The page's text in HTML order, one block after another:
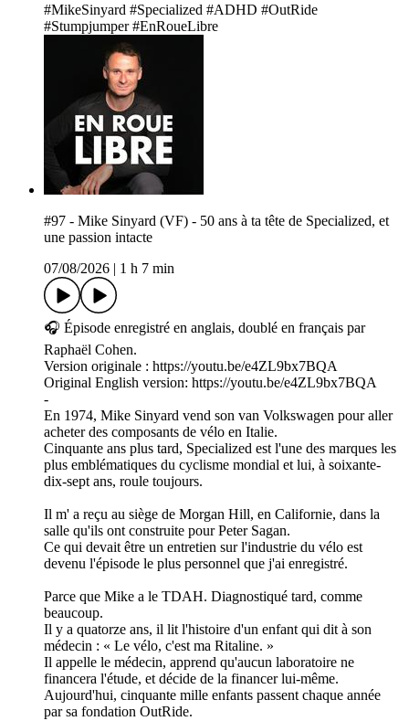
#MikeSinyard #Specialized #ADHD #OutRide
#Stumpjumper #EnRoueLibre
#97 - Mike Sinyard (VF) - 50 ans à ta tête de Specialized, et
une passion intacte
07/08/2026
1 h 7 min
🎧 Épisode enregistré en anglais, doublé en français par
Raphaël Cohen.
Version originale : https://youtu.be/e4ZL9bx7BQA
Original English version: https://youtu.be/e4ZL9bx7BQA
-
En 1974, Mike Sinyard vend son van Volkswagen pour aller
acheter des composants de vélo en Italie.
Cinquante ans plus tard, Specialized est l'une des marques les
plus emblématiques du cyclisme mondial et lui, à soixante-
dix-sept ans, roule toujours.
Il m' a reçu au siège de Morgan Hill, en Californie, dans la
salle qu'ils ont construite pour Peter Sagan.
Ce qui devait être un entretien sur l'industrie du vélo est
devenu l'épisode le plus personnel que j'ai enregistré.
Parce que Mike a le TDAH. Diagnostiqué tard, comme
beaucoup.
Il y a quatorze ans, il lit l'histoire d'un enfant qui dit à son
médecin : « Le vélo, c'est ma Ritaline. »
Il appelle le médecin, apprend qu'aucun laboratoire ne
financera l'étude, et décide de la financer lui-même.
Aujourd'hui, cinquante mille enfants passent chaque année
par sa fondation OutRide.